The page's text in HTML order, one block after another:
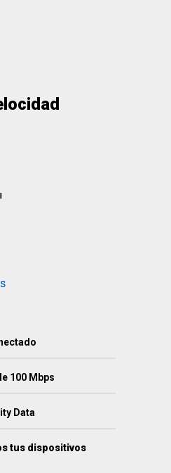
100 Mbps
Data
tus dispositivos